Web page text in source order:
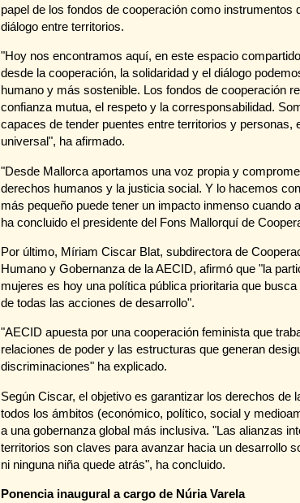
papel de los fondos de cooperación como instrumentos
diálogo entre territorios.
"Hoy nos encontramos aquí, en este espacio
desde la cooperación, la solidaridad y el diálogo
humano y más sostenible. Los fondos de cooperación
confianza mutua, el respeto y la corresponsabilidad.
capaces de tender puentes entre territorios y personas,
universal", ha afirmado.
"Desde Mallorca aportamos una voz propia y
derechos humanos y la justicia social. Y lo hacemos
más pequeño puede tener un impacto inmenso cuando
ha concluido el presidente del Fons Mallorquí de
Por último, Míriam Ciscar Blat, subdirectora de
Humano y Gobernanza de la AECID, afirmó que "la
mujeres es hoy una política pública prioritaria que
de todas las acciones de desarrollo".
"AECID apuesta por una cooperación feminista que
relaciones de poder y las estructuras que generan
discriminaciones" ha explicado.
Según Ciscar, el objetivo es garantizar los derechos de
todos los ámbitos (económico, político, social y
a una gobernanza global más inclusiva. "Las alianzas
territorios son claves para avanzar hacia un desarrollo
ni ninguna niña quede atrás", ha concluido.
Ponencia inaugural a cargo de Núria Varela